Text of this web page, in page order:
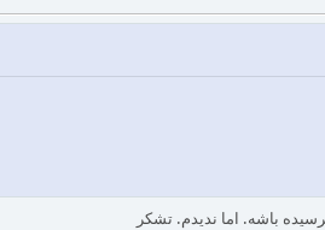
باشه. اما ندیدم. تشکر